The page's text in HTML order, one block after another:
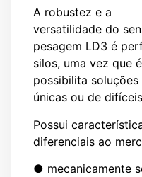
A robustez e a
versatilidade do
pesagem LD3 é
silos, uma vez que
possibilita
únicas ou de
Possui
diferenciais ao
● mecanicamente